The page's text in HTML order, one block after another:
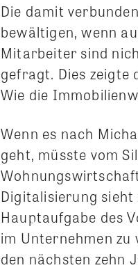
Die damit
bewältigen, wenn
Mitarbeiter sind
gefragt. Dies zeigte
Wie die
Wenn es nach
geht, müsste vom
Digitalisierung
Hauptaufgabe des
im Unternehmen
den nächsten zehn